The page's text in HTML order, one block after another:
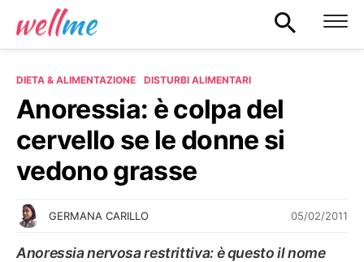
DIETA & ALIMENTAZIONE DISTURBI ALIMENTARI
Anoressia: è colpa del
cervello se le donne si
vedono grasse
GERMANA CARILLO 05/02/2011
Anoressia nervosa restrittiva: è questo il nome